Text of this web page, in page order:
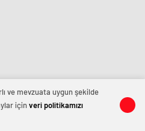
ve mevzuata uygun şekilde
içinveri politikamızı